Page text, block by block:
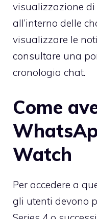
visualizzazione
all’interno delle
visualizzare le
consultare una
cronologia chat.
Come
Watch
Per accedere a
gli utenti devono